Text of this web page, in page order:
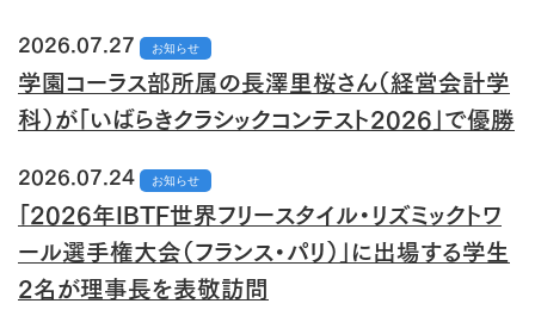
2026.07.27 お知らせ
学園コーラス部所属の長澤里桜さん（経営会計学
科）が「いばらきクラシックコンテスト2026」で優勝
2026.07.24 お知らせ
「2026年IBTF世界フリースタイル・リズミックトワ
ール選手権大会（フランス・パリ）」に出場する学生
2名が理事長を表敬訪問